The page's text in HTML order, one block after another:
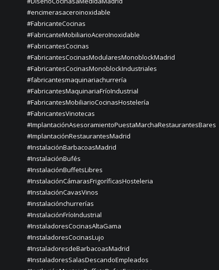
#encimerasaceroinoxidable
#FabricanteCocinas
#FabricanteMobiliarioAceroInoxidable
#FabricantesCocinas
#FabricantesCocinasModularesMonoblockMadrid
#FabricantesCocinasMonoblockIndustriales
#fabricantesmaquinariachurrería
#FabricantesMaquinariaFríoIndustrial
#FabricantesMobiliarioCocinasHostelería
#FabricantesVinotecas
#ImplantaciónAsesoramientoPuestaMarchaRestaurantesBares
#ImplantaciónRestaurantesMadrid
#InstalaciónBarbacoasMadrid
#InstalaciónBufés
#InstalaciónBuffetsLibres
#InstalaciónCámarasFrigoríficasHosteleria
#InstalaciónCavasVinos
#instalaciónchurrerías
#InstalaciónFríoIndustrial
#InstaladoresCocinasAltaGama
#InstaladoresCocinasLujo
#InstaladoresdeBarbacoasMadrid
#InstaladoresSalasDescandoEmpleados